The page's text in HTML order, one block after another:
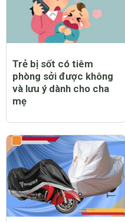
Trẻ bị sốt có tiêm
phòng sởi được không
và lưu ý dành cho cha
mẹ